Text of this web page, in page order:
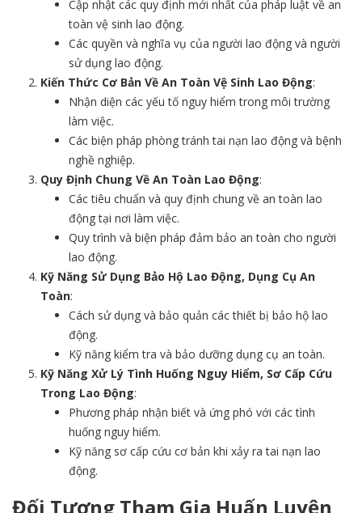
Cập nhật các quy định mới nhất của pháp luật về an
toàn vệ sinh lao động.
Các quyền và nghĩa vụ của người lao động và người
sử dụng lao động.
Kiến Thức Cơ Bản Về An Toàn Vệ Sinh Lao Động:
Nhận diện các yếu tố nguy hiểm trong môi trường
làm việc.
Các biện pháp phòng tránh tai nạn lao động và bệnh
nghề nghiệp.
Quy Định Chung Về An Toàn Lao Động:
Các tiêu chuẩn và quy định chung về an toàn lao
động tại nơi làm việc.
Quy trình và biện pháp đảm bảo an toàn cho người
lao động.
Kỹ Năng Sử Dụng Bảo Hộ Lao Động, Dụng Cụ An
Toàn:
Cách sử dụng và bảo quản các thiết bị bảo hộ lao
động.
Kỹ năng kiểm tra và bảo dưỡng dụng cụ an toàn.
Kỹ Năng Xử Lý Tình Huống Nguy Hiểm, Sơ Cấp Cứu
Trong Lao Động:
Phương pháp nhận biết và ứng phó với các tình
huống nguy hiểm.
Kỹ năng sơ cấp cứu cơ bản khi xảy ra tai nạn lao
động.
Đối Tượng Tham Gia Huấn Luyện